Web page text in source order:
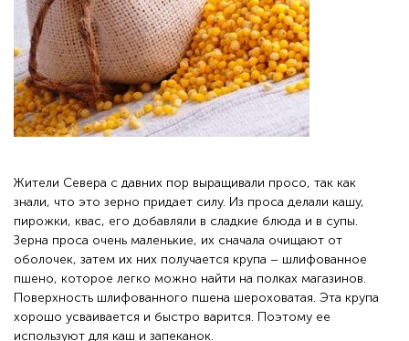
Жители Севера с давних пор выращивали просо, так как
знали, что это зерно придает силу. Из проса делали кашу,
пирожки, квас, его добавляли в сладкие блюда и в супы.
Зерна проса очень маленькие, их сначала очищают от
оболочек, затем их них получается крупа – шлифованное
пшено, которое легко можно найти на полках магазинов.
Поверхность шлифованного пшена шероховатая. Эта крупа
хорошо усваивается и быстро варится. Поэтому ее
используют для каш и запеканок.